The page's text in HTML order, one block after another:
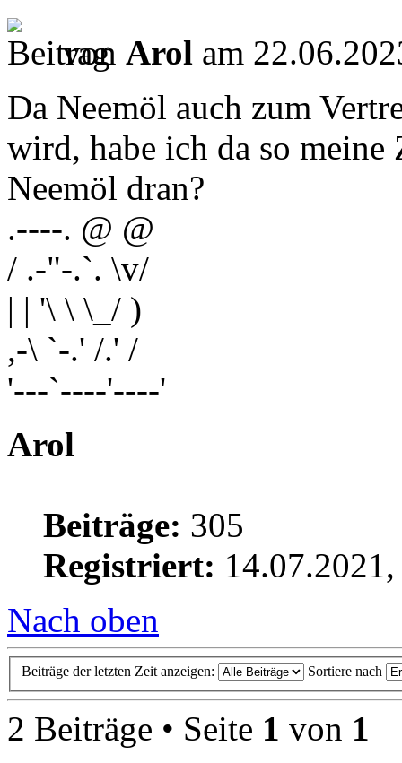
von Arol am
Da Neemöl auch zum
wird, habe ich da so
Neemöl dran?
.----. @ @
/ .-"-.`. \v/
| | '\ \ \_/ )
,-\ `-.' /.' /
'---`----'----'
Arol
Beiträge: 305
Registriert:
Nach oben
Beiträge der letzten Zeit anzeigen: Sortiere nach
2 Beiträge • Seite 1 von 1